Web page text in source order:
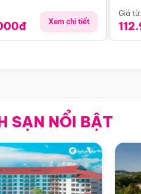
Xem chi tiết
Giá từ:
SẠN NỔI BẬT